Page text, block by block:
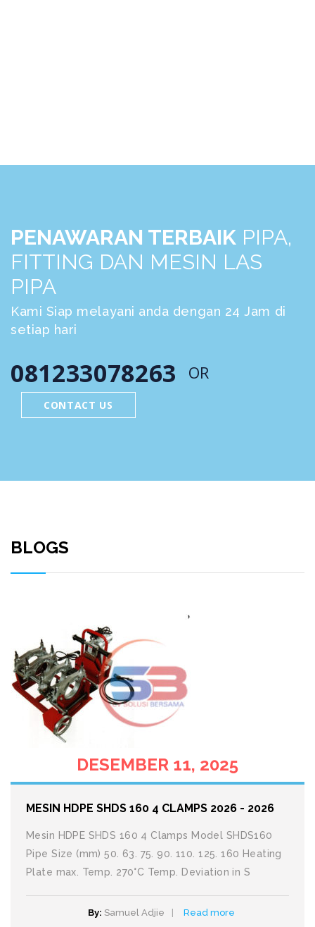
PENAWARAN TERBAIK PIPA,
FITTING DAN MESIN LAS
PIPA
Kami Siap melayani anda dengan 24 Jam di
setiap hari
081233078263 OR
CONTACT US
BLOGS
DESEMBER 11, 2025
MESIN HDPE SHDS 160 4 CLAMPS 2026 - 2026
Mesin HDPE SHDS 160 4 Clamps Model SHDS160
Pipe Size (mm) 50. 63. 75. 90. 110. 125. 160 Heating
Plate max. Temp. 270°C Temp. Deviation in S
By: Samuel Adjie Read more